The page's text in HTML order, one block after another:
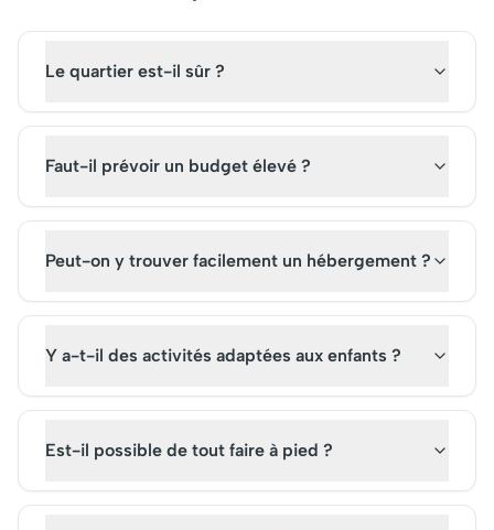
évolué en une attraction
Acheter ses billets à l'avance
pleinement de sa visite.
visiteurs chaque
profiter d'une visite
d'acheter ses billets à
de cette attraction
Le quartier est-il sûr ?
Faut-il prévoir un budget élevé ?
Peut-on y trouver facilement un hébergement ?
Y a-t-il des activités adaptées aux enfants ?
Est-il possible de tout faire à pied ?